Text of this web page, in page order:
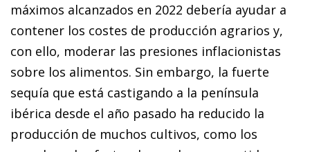
máximos alcanzados en 2022 debería ayudar a
contener los costes de producción agrarios y,
con ello, moderar las presiones inflacionistas
sobre los alimentos. Sin embargo, la fuerte
sequía que está castigando a la península
ibérica desde el año pasado ha reducido la
producción de muchos cultivos, como los